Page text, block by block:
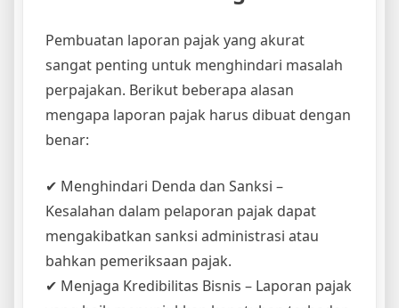
Pembuatan laporan pajak yang akurat
sangat penting untuk menghindari masalah
perpajakan. Berikut beberapa alasan
mengapa laporan pajak harus dibuat dengan
benar:
✔ Menghindari Denda dan Sanksi –
Kesalahan dalam pelaporan pajak dapat
mengakibatkan sanksi administrasi atau
bahkan pemeriksaan pajak.
✔ Menjaga Kredibilitas Bisnis – Laporan pajak